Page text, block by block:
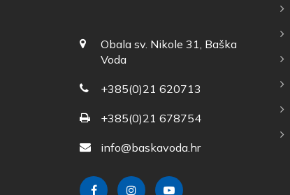
Obala sv. Nikole 31, Baška
Voda
+385(0)21 620713
+385(0)21 678754
info@baskavoda.hr